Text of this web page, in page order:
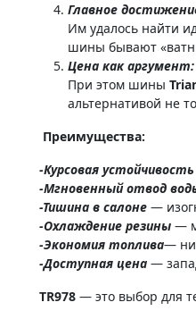
Главное
Им удалось найти
шины бывают
Цена как аргумент:
При этом шины
альтернативой не
Преимущества:
-Курсовая
-Мгновенный отвод
-Тишина в салоне —
-Охлаждение резины —
-Экономия топлива—
-Доступная цена —
TR978 — это выбор для